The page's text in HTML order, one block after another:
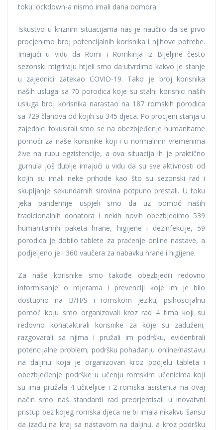
toku lockdown-a nismo imali dana odmora.
Iskustvo u kriznim situacijama nas je naučilo da se prvo
procjenimo broj potencijalnih korisnika i njihove potrebe.
Imajući u vidu da Romi i Romkinja iz Bijeljine često
sezonski migriraju htjeli smo da utvrdimo kakvo je stanje
u zajednici zatekao COVID-19. Tako je broj korisnika
naših usluga sa 70 porodica koje su stalni korisnici naših
usluga broj korisnika narastao na 187 romskih porodica
sa 729 članova od kojih su 345 djeca. Po procjeni stanja u
zajednici fokusirali smo se na obezbjeđenje humanitarne
pomoći za naše korisnike koji i u normalnim vremenima
žive na rubu egzistencije, a ova situacija ih je praktično
gurnula još dublje imajući u vidu da su sve aktivnosti od
kojih su imali neke prihode kao što su sezonski rad i
skupljanje sekundarnih sirovina potpuno prestali. U toku
jeka pandemije uspjeli smo da uz pomoć naših
tradicionalnih donatora i nekih novih obezbjedimo 539
humanitarnih paketa hrane, higijene i dezinfekcije, 59
porodica je dobilo tablete za praćenje online nastave, a
podjeljeno je i 360 vaučera za nabavku hrane i higijene.
Za naše korisnike smo takođe obezbjedili redovno
informisanje o mjerama i prevenciji koje im je bilo
dostupno na B/H/S i romskom jeziku; psihoscijalnu
pomoć koju smo organizovali kroz rad 4 tima koji su
redovno konataktirali korisnike za koje su zaduženi,
razgovarali sa njima i pružali im podršku, evidentirali
potencijalne problem; podršku pohađanju online/nastavu
na daljinu koja je organizovan kroz podjelu tableta i
obezbjeđenje podrške u učenju romskim učenicima koji
su ima pružala 4 učiteljice i 2 romska asistenta na ovaj
način smo naš standardi rad preorjentisali u inovatvni
pristup bez kojeg romska djeca ne bi imala nikakvu šansu
da izađu na kraj sa nastavom na daljinu, a kroz podršku